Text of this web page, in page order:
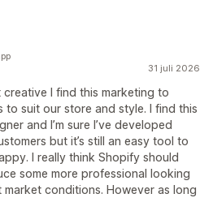
31 juli 2026
creative I find this marketing to
to suit our store and style. I find this
and I’m sure I’ve developed
but it’s still an easy tool to
I really think Shopify should
some more professional looking
conditions. However as long